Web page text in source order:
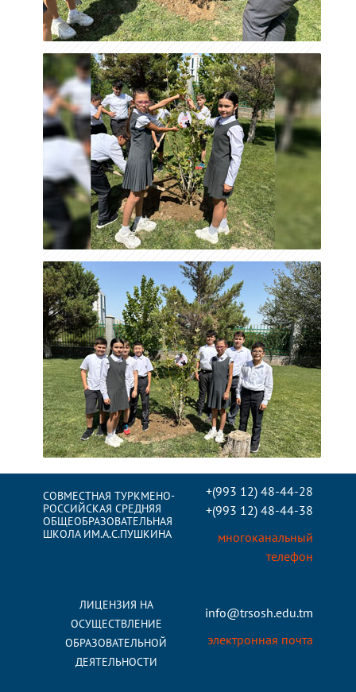
СОВМЕСТНАЯ ТУРКМЕНО-
РОССИЙСКАЯ СРЕДНЯЯ
ОБЩЕОБРАЗОВАТЕЛЬНАЯ
ШКОЛА ИМ.А.С.ПУШКИНА
ЛИЦЕНЗИЯ НА
ОСУЩЕСТВЛЕНИЕ
ОБРАЗОВАТЕЛЬНОЙ
ДЕЯТЕЛЬНОСТИ
+(993 12) 48-44-28
+(993 12) 48-44-38
многоканальный
телефон
info@trsosh.edu.tm
электронная почта